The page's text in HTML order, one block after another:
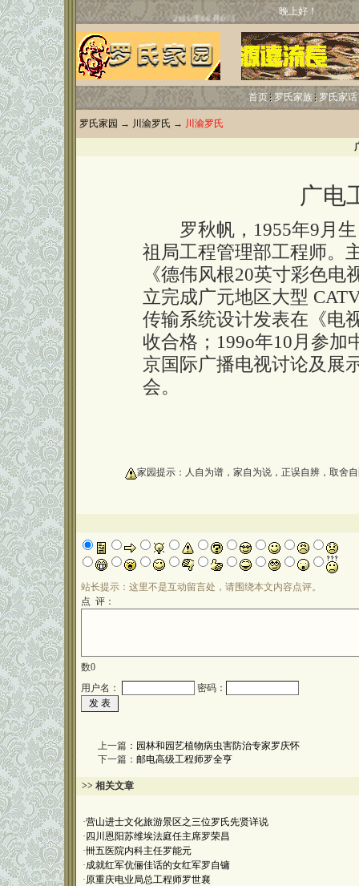
晚上好！
首页 罗氏家族 罗氏家话
罗氏家园 → 川渝罗氏 → 川渝罗氏
广电
罗秋帆，1955年9月生
祖局工程管理部工程师。
《德伟风根20英寸彩色
立完成广元地区大型
传输系统设计发表在《电
收合格；199o年10月参加
京国际广播电视讨论及展
会。
家园提示：人自为谱，家自为说，正误自辨，取舍
站长提示：这里不是互动留言处，请围绕本文内容点评。
点 评：
数0
用户名：
密码：
上一篇： 园林和园艺植物病虫害防治专家罗庆怀
下一篇： 邮电高级工程师罗全亨
>> 相关文章
·营山进士文化旅游景区之三位罗氏先贤详说
· 四川恩阳苏维埃法庭任主席罗荣昌
·卌五医院内科主任罗能元
·成就红军伉俪佳话的女红军罗自镛
·原重庆电业局总工程师罗世襄